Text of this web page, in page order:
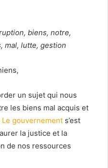
biens, notre,
mal, lutte, gestion
un sujet qui nous
les biens mal acquis et
Le gouvernement s’est
la justice et la
de nos ressources